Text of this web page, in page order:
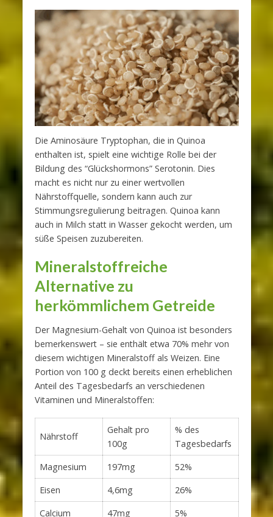
Die Aminosäure Tryptophan, die in Quinoa
enthalten ist, spielt eine wichtige Rolle bei der
Bildung des “Glückshormons” Serotonin. Dies
macht es nicht nur zu einer wertvollen
Nährstoffquelle, sondern kann auch zur
Stimmungsregulierung beitragen. Quinoa kann
auch in Milch statt in Wasser gekocht werden, um
süße Speisen zuzubereiten.
Mineralstoffreiche
Alternative zu
herkömmlichem Getreide
Der Magnesium-Gehalt von Quinoa ist besonders
bemerkenswert – sie enthält etwa 70% mehr von
diesem wichtigen Mineralstoff als Weizen. Eine
Portion von 100 g deckt bereits einen erheblichen
Anteil des Tagesbedarfs an verschiedenen
Vitaminen und Mineralstoffen:
Nährstoff
Gehalt pro
100g
% des
Tagesbedarfs
Magnesium
197mg
52%
Eisen
4,6mg
26%
Calcium
47mg 5%